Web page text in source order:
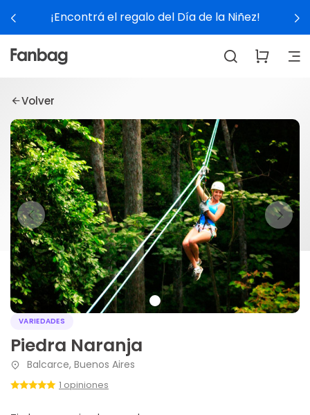
¡Encontrá el regalo del Día de la Niñez!
Volver
VARIEDADES
Piedra Naranja
Balcarce, Buenos Aires
1 opiniones